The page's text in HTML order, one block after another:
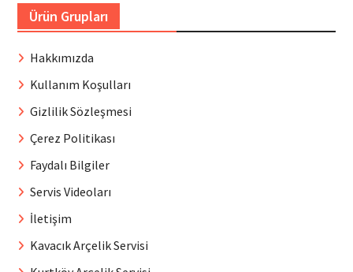
Ürün Grupları
Hakkımızda
Kullanım Koşulları
Gizlilik Sözleşmesi
Çerez Politikası
Faydalı Bilgiler
Servis Videoları
İletişim
Kavacık Arçelik Servisi